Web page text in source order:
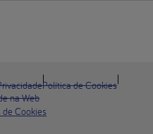
Política de Cookies
na Web
Cookies